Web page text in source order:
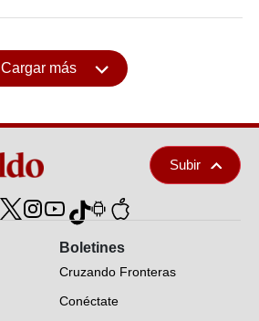
Cargar más
Subir
Boletines
Cruzando Fronteras
Conéctate